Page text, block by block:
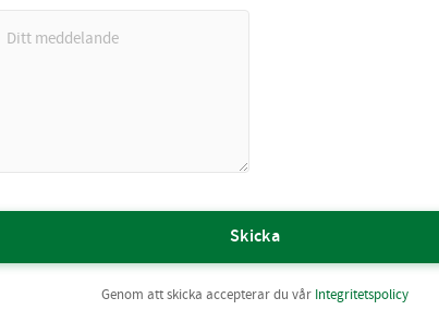
Skicka
Genom att skicka accepterar du vår Integritetspolicy